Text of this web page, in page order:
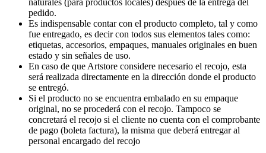
naturales (para productos locales) después de la entrega del
pedido.
Es indispensable contar con el producto completo, tal y como
fue entregado, es decir con todos sus elementos tales como:
etiquetas, accesorios, empaques, manuales originales en buen
estado y sin señales de uso.
En caso de que Artstore considere necesario el recojo, esta
será realizada directamente en la dirección donde el producto
se entregó.
Si el producto no se encuentra embalado en su empaque
original, no se procederá con el recojo. Tampoco se
concretará el recojo si el cliente no cuenta con el comprobante
de pago (boleta factura), la misma que deberá entregar al
personal encargado del recojo